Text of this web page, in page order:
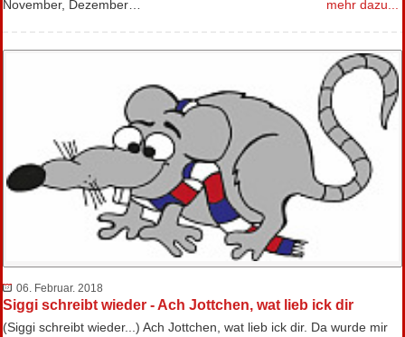
November, Dezember…
mehr dazu...
06. Februar. 2018
Siggi schreibt wieder - Ach Jottchen, wat lieb ick dir
(Siggi schreibt wieder...) Ach Jottchen, wat lieb ick dir. Da wurde mir